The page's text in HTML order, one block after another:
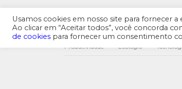
Produtividade Ecologia
Usamos cookies em nosso site para fornecer
Ao clicar em “Aceitar todos”, você concorda
de cookies para fornecer um consentimento